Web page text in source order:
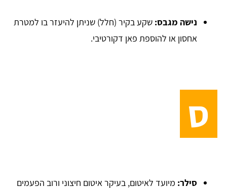
נישה מגבס: שקע בקיר (חלל) שניתן להיעזר בו למטרת
אחסון או להוספת פאן דקורטיבי.
ס
סילר: מיועד לאיטום, בעיקר איטום חיצוני ורוב הפעמים